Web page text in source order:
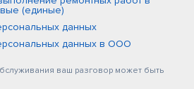
(единые)
данных
данных в ООО
ваш разговор может быть